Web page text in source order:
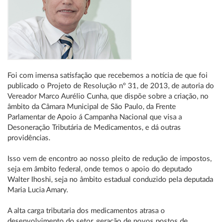
Foi com imensa satisfação que recebemos a notícia de que foi
publicado o Projeto de Resolução nº 31, de 2013, de autoria do
Vereador Marco Aurélio Cunha, que dispõe sobre a criação, no
âmbito da Câmara Municipal de São Paulo, da Frente
Parlamentar de Apoio á Campanha Nacional que visa a
Desoneração Tributária de Medicamentos, e dá outras
providências.
Isso vem de encontro ao nosso pleito de redução de impostos,
seja em âmbito federal, onde temos o apoio do deputado
Walter Ihoshi, seja no âmbito estadual conduzido pela deputada
Maria Lucia Amary.
A alta carga tributaria dos medicamentos atrasa o